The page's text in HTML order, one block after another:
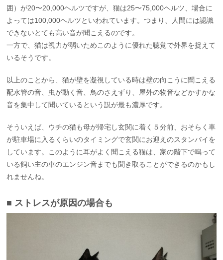
囲）が20〜20,000ヘルツですが、猫は25〜75,000ヘルツ、場合に
よっては100,000ヘルツといわれています。つまり、人間には認識
できないとても高い音が聞こえるのです。
一方で、猫は視力が弱いためこのように優れた聴覚で外界を捉えて
いるそうです。
以上のことから、猫が壁を凝視している時は壁の向こうに聞こえる
配水管の音、虫が動く音、鳥のさえずり、屋外の物音などかすかな
音を集中して聞いているという説が最も濃厚です。
そういえば、ウチの猫も母が帰宅し玄関に着く５分前、おそらく車
が駐車場に入るくらいのタイミングで玄関にお迎えのスタンバイを
しています。このように耳がよく聞こえる猫は、家の階下で鳴って
いる飼い主の車のエンジン音までも聞き取ることができるのかもし
れませんね。
■ ストレスが原因の場合も